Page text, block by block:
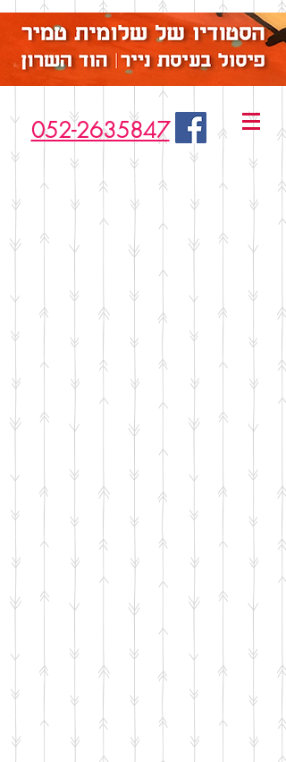
052-2635847